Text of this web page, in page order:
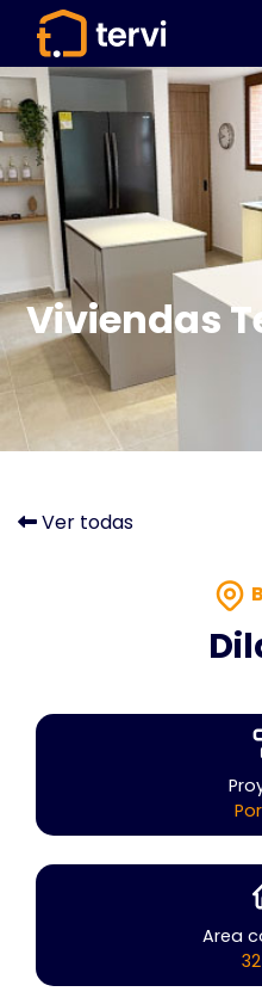
Viviendas
Ver todas
Area